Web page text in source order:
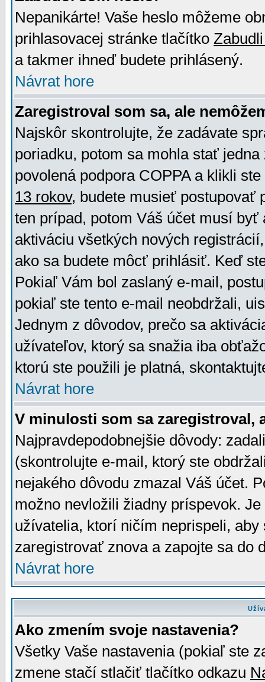
Nepanikárte! Vaše heslo môžeme
prihlasovacej stránke tlačítko
a takmer ihneď budete prihlásený.
Návrat hore
Zaregistroval som sa, ale
Najskôr skontrolujte, že zadávate
poriadku, potom sa mohla stať
povolená podpora COPPA a klikli
13 rokov, budete musieť postupovať
ten prípad, potom Váš účet musí
aktiváciu všetkých nových
ako sa budete môcť prihlásiť. Keď
Pokiaľ Vám bol zaslaný e-mail,
pokiaľ ste tento e-mail neobdržali,
Jednym z dôvodov, prečo sa
užívateľov, ktorý sa snažia iba
ktorú ste použili je platná,
Návrat hore
V minulosti som sa zaregistroval,
Najpravdepodobnejšie dôvody:
(skontrolujte e-mail, ktorý ste
nejakého dôvodu zmazal Váš účet.
možno nevložili žiadny príspevok.
užívatelia, ktorí ničím neprispeli,
zaregistrovať znova a zapojte sa do
Návrat hore
Ako zmením svoje nastavenia?
Všetky Vaše nastavenia (pokiaľ ste
zmene stačí stlačiť tlačítko odkazu